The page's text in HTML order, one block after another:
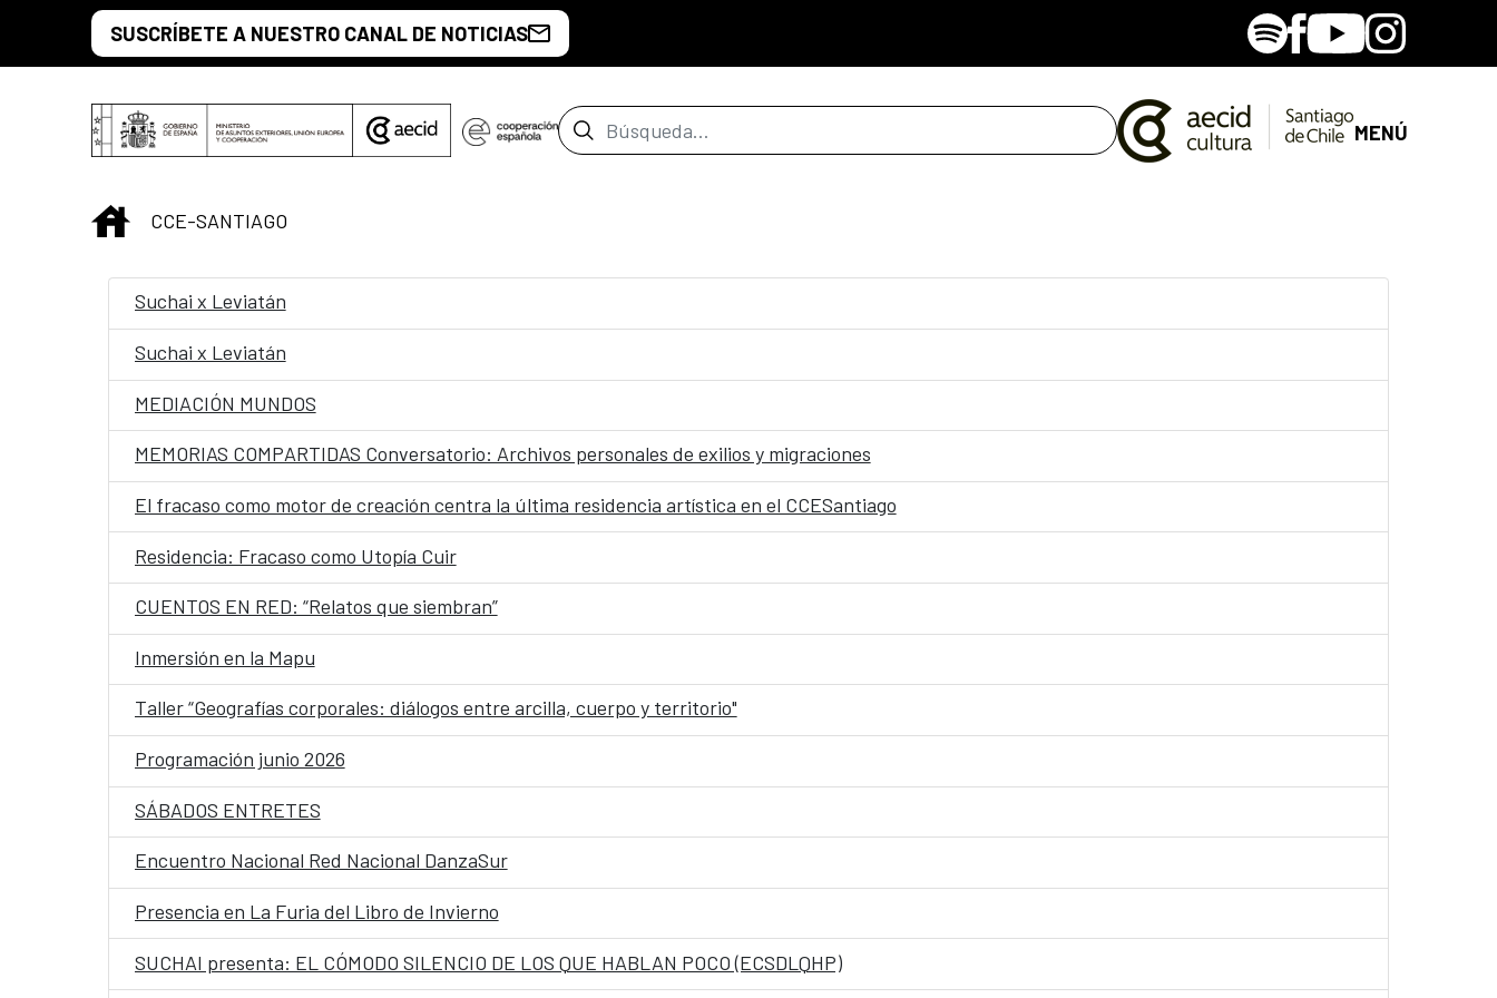
Saltar al contenido principal
SUSCRÍBETE A NUESTRO CANAL DE NOTICIAS SpotifyFacebook
YoutubeInstagram
Barra de búsqueda MENÚ
INICIO
CCE-SANTIAGO
Suchai x Leviatán
Suchai x Leviatán
MEDIACIÓN MUNDOS
MEMORIAS COMPARTIDAS Conversatorio: Archivos personales de exilios y migraciones
El fracaso como motor de creación centra la última residencia artística en el CCESantiago
Residencia: Fracaso como Utopía Cuir
CUENTOS EN RED: “Relatos que siembran”
Inmersión en la Mapu
Taller “Geografías corporales: diálogos entre arcilla, cuerpo y territorio"
Programación junio 2026
SÁBADOS ENTRETES
Encuentro Nacional Red Nacional DanzaSur
Presencia en La Furia del Libro de Invierno
SUCHAI presenta: EL CÓMODO SILENCIO DE LOS QUE HABLAN POCO (ECSDLQHP)